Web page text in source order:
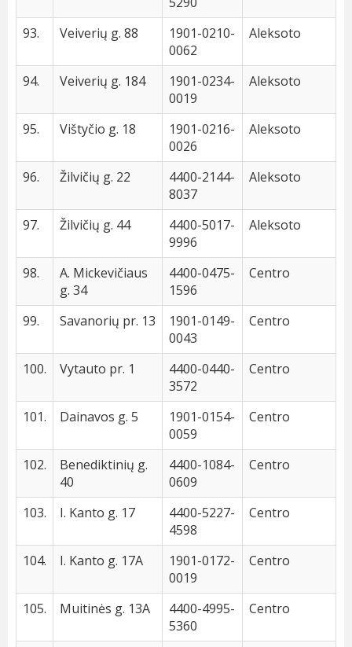
93. Veiverių g. 88
1901-0210-
0062
Aleksoto
94. Veiverių g. 184
1901-0234-
0019
Aleksoto
95. Vištyčio g. 18
1901-0216-
0026
Aleksoto
96. Žilvičių g. 22
4400-2144-
8037
Aleksoto
97. Žilvičių g. 44
4400-5017-
9996
Aleksoto
98.
A. Mickevičiaus
g. 34
4400-0475-
1596
Centro
99. Savanorių pr. 13
1901-0149-
0043
Centro
100. Vytauto pr. 1
4400-0440-
3572
Centro
101. Dainavos g. 5
1901-0154-
0059
Centro
102.
Benediktinių g.
40
4400-1084-
0609
Centro
103. I. Kanto g. 17
4400-5227-
4598
Centro
104. I. Kanto g. 17A
1901-0172-
0019
Centro
105. Muitinės g. 13A
4400-4995-
5360
Centro